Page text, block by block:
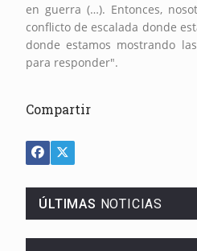
en guerra (…). Entonces,
conflicto de escalada donde
donde estamos mostrando
para responder".
Compartir
ÚLTIMAS NOTICIAS